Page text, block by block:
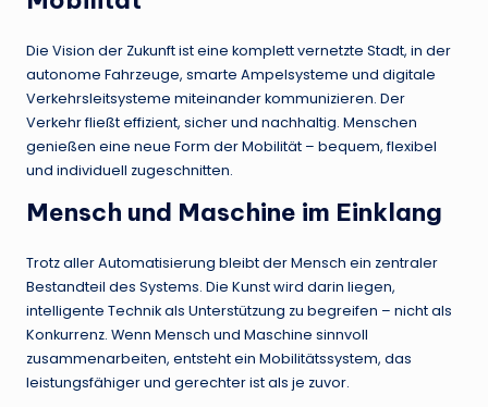
Die Vision der Zukunft ist eine komplett vernetzte Stadt, in der
autonome Fahrzeuge, smarte Ampelsysteme und digitale
Verkehrsleitsysteme miteinander kommunizieren. Der
Verkehr fließt effizient, sicher und nachhaltig. Menschen
genießen eine neue Form der Mobilität – bequem, flexibel
und individuell zugeschnitten.
Mensch und Maschine im Einklang
Trotz aller Automatisierung bleibt der Mensch ein zentraler
Bestandteil des Systems. Die Kunst wird darin liegen,
intelligente Technik als Unterstützung zu begreifen – nicht als
Konkurrenz. Wenn Mensch und Maschine sinnvoll
zusammenarbeiten, entsteht ein Mobilitätssystem, das
leistungsfähiger und gerechter ist als je zuvor.